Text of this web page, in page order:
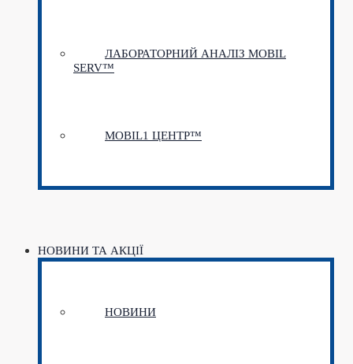
ЛАБОРАТОРНИЙ АНАЛІЗ MOBIL
SERV™
MOBIL1 ЦЕНТР™​
НОВИНИ ТА АКЦІЇ
НОВИНИ